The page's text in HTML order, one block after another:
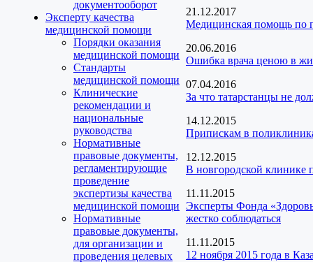
документооборот
Эксперту качества
медицинской помощи
Порядки оказания
медицинской помощи
Стандарты
медицинской помощи
Клинические
рекомендации и
национальные
руководства
Нормативные
правовые документы,
регламентирующие
проведение
экспертизы качества
медицинской помощи
Нормативные
правовые документы,
для организации и
проведения целевых
21.12.2017
Медицинская помощь по
20.06.2016
Ошибка врача ценою в
07.04.2016
За что татарстанцы не
14.12.2015
Припискам в
12.12.2015
В новгородской
11.11.2015
Эксперты Фонда
жестко соблюдаться
11.11.2015
12 ноября 2015 года в